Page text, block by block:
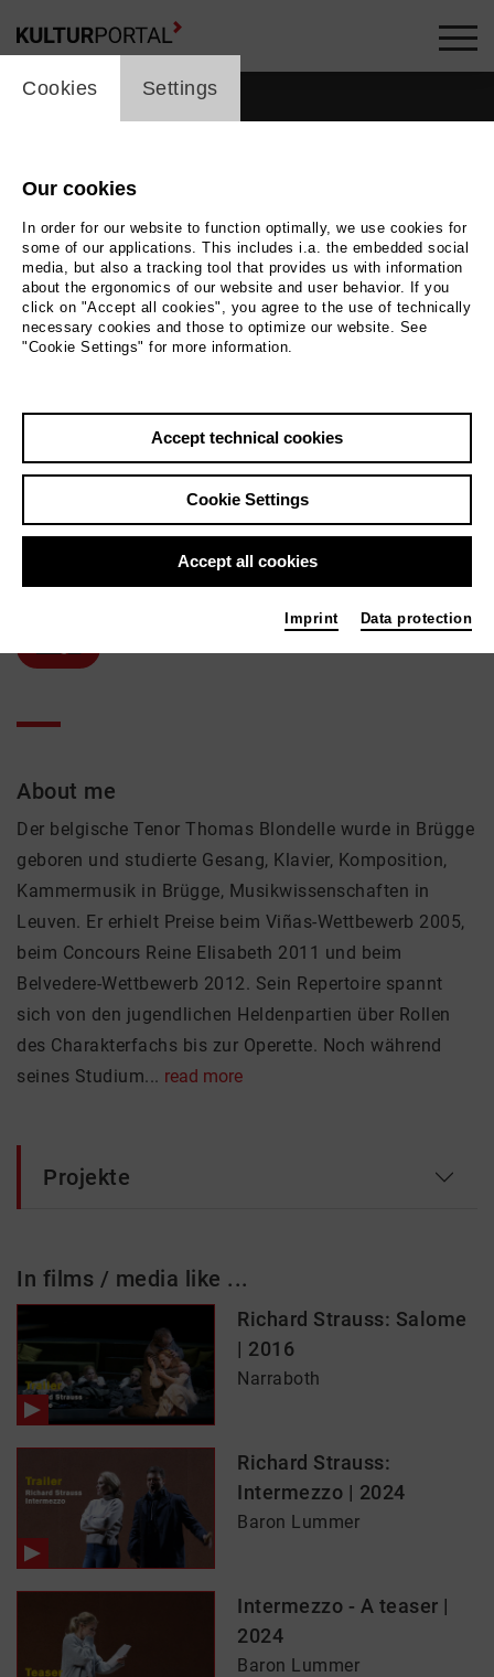
Back|Overview
Thomas Blondelle
About me
Der belgische Tenor Thomas Blondelle wurde in Brügge
geboren und studierte Gesang, Klavier, Komposition,
Kammermusik in Brügge, Musikwissenschaften in
Leuven. Er erhielt Preise beim Viñas-Wettbewerb 2005,
beim Concours Reine Elisabeth 2011 und beim
Belvedere-Wettbewerb 2012. Sein Repertoire spannt
sich von den jugendlichen Heldenpartien über Rollen
des Charakterfachs bis zur Operette. Noch während
seines Studium... read more
Projekte
In films / media like ...
Richard Strauss: Salome
| 2016
Narraboth
Richard Strauss:
Intermezzo | 2024
Baron Lummer
Intermezzo - A teaser |
2024
Baron Lummer
cookie_layer
Cookies Settings
Our cookies
In order for our website to function optimally, we use cookies for
some of our applications. This includes i.a. the embedded social
media, but also a tracking tool that provides us with information
about the ergonomics of our website and user behavior. If you
click on "Accept all cookies", you agree to the use of technically
necessary cookies and those to optimize our website. See
"Cookie Settings" for more information.
Accept technical cookies
Cookie Settings
Accept all cookies
Imprint Data protection